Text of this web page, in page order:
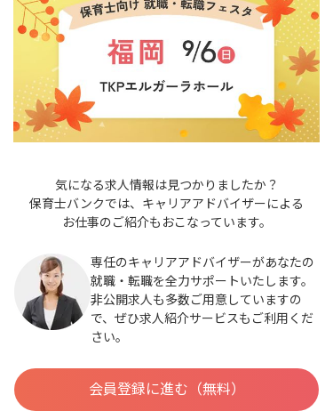
気になる求人情報は見つかりましたか？
保育士バンクでは、キャリアアドバイザーによる
お仕事のご紹介もおこなっています。
専任のキャリアアドバイザーがあなたの
就職・転職を全力サポートいたします。
非公開求人も多数ご用意していますの
で、ぜひ求人紹介サービスもご利用くだ
さい。
会員登録に進む（無料）